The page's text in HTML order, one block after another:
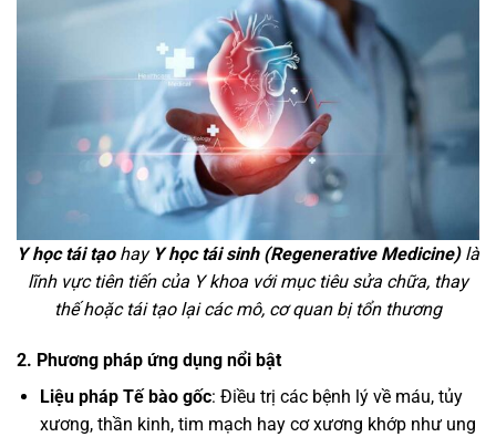
Y học tái tạohay Y học tái sinh (Regenerative Medicine)là
lĩnh vực tiên tiến của Y khoa với mục tiêu sửa chữa, thay
thế hoặc tái tạo lại các mô, cơ quan bị tổn thương
2. Phương pháp ứng dụng nổi bật
Liệu pháp Tế bào gốc: Điều trị các bệnh lý về máu, tủy
xương, thần kinh, tim mạch hay cơ xương khớp như ung